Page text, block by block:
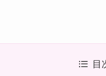
目